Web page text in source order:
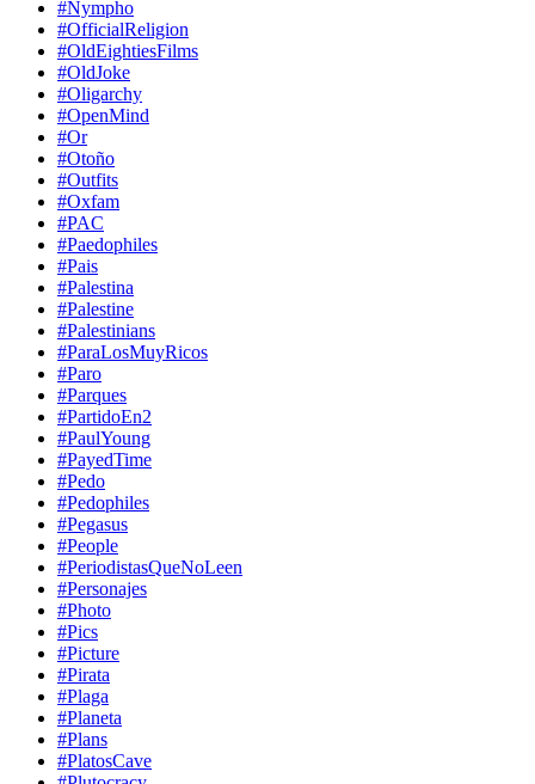
#Nympho
#OfficialReligion
#OldEightiesFilms
#OldJoke
#Oligarchy
#OpenMind
#Or
#Otoño
#Outfits
#Oxfam
#PAC
#Paedophiles
#Pais
#Palestina
#Palestine
#Palestinians
#ParaLosMuyRicos
#Paro
#Parques
#PartidoEn2
#PaulYoung
#PayedTime
#Pedo
#Pedophiles
#Pegasus
#People
#PeriodistasQueNoLeen
#Personajes
#Photo
#Pics
#Picture
#Pirata
#Plaga
#Planeta
#Plans
#PlatosCave